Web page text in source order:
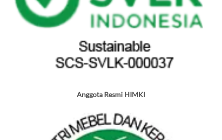
Anggota Resmi HIMKI